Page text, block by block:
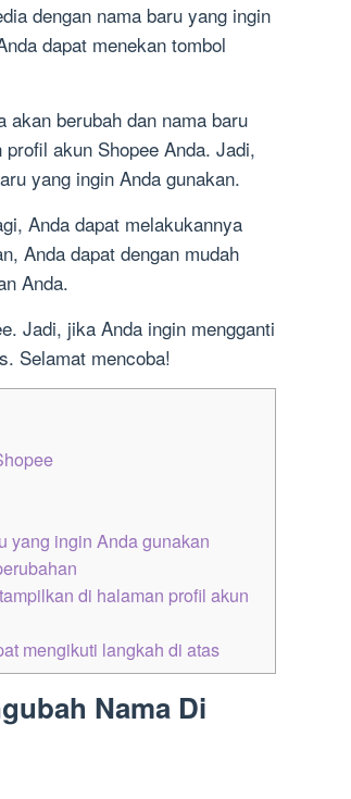
dengan nama baru yang ingin
dapat menekan tombol
akan berubah dan nama baru
akun Shopee Anda. Jadi,
yang ingin Anda gunakan.
Anda dapat melakukannya
Anda dapat dengan mudah
Anda.
Jadi, jika Anda ingin mengganti
Selamat mencoba!
yang ingin Anda gunakan
di halaman profil akun
mengikuti langkah di atas
Nama Di